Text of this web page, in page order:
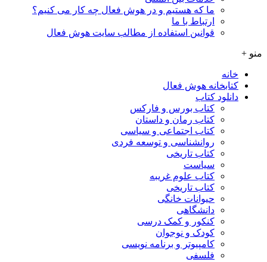
ما که هستیم و در هوش فعال چه کار می کنیم؟
ارتباط با ما
قوانین استفاده از مطالب سایت هوش فعال
منو +
خانه
کتابخانه هوش فعال
دانلود کتاب
کتاب بورس و فارکس
کتاب رمان و داستان
کتاب اجتماعی و سیاسی
روانشناسی و توسعه فردی
کتاب تاریخی
سیاست
کتاب علوم غریبه
کتاب تاریخی
حیوانات خانگی
دانشگاهی
کنکور و کمک‌ درسی
کودک و نوجوان
کامپیوتر و برنامه نویسی
فلسفی